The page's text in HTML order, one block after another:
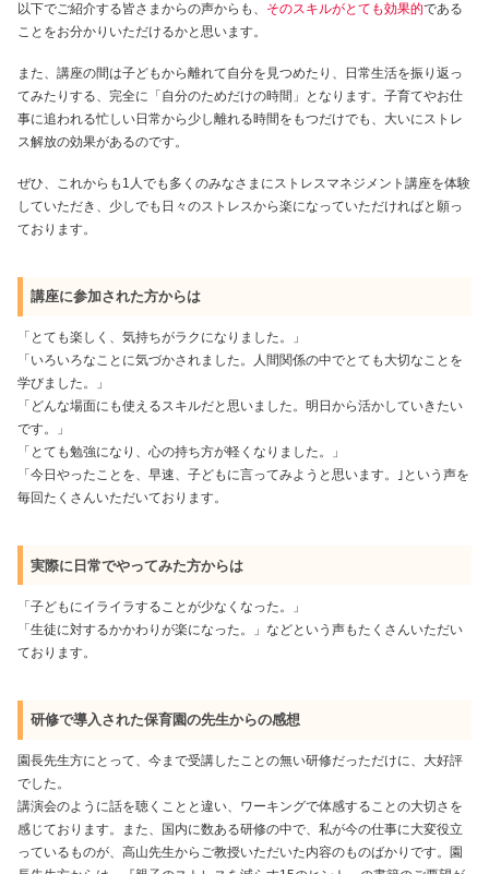
以下でご紹介する皆さまからの声からも、 そのスキルがとても効果的である
ことをお分かりいただけるかと思います。
また、講座の間は子どもから離れて自分を見つめたり、日常生活を振り返っ
てみたりする、完全に「自分のためだけの時間」となります。子育てやお仕
事に追われる忙しい日常から少し離れる時間をもつだけでも、大いにストレ
ス解放の効果があるのです。
ぜひ、これからも1人でも多くのみなさまにストレスマネジメント講座を体験
していただき、少しでも日々のストレスから楽になっていただければと願っ
ております。
講座に参加された方からは
「とても楽しく、気持ちがラクになりました。」
「いろいろなことに気づかされました。人間関係の中でとても大切なことを
学びました。」
「どんな場面にも使えるスキルだと思いました。明日から活かしていきたい
です。」
「とても勉強になり、心の持ち方が軽くなりました。」
「今日やったことを、早速、子どもに言ってみようと思います。｣という声を
毎回たくさんいただいております。
実際に日常でやってみた方からは
「子どもにイライラすることが少なくなった。」
「生徒に対するかかわりが楽になった。」などという声もたくさんいただい
ております。
研修で導入された保育園の先生からの感想
園長先生方にとって、今まで受講したことの無い研修だっただけに、大好評
でした。
講演会のように話を聴くことと違い、ワーキングで体感することの大切さを
感じております。また、国内に数ある研修の中で、私が今の仕事に大変役立
っているものが、高山先生からご教授いただいた内容のものばかりです。園